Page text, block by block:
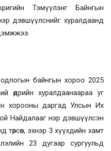
Тэмүүлэнг Байнгын
дэвшүүлснийг хуралдаанд
байнгын хороо 2025
өдрийн хуралдаанаараа уг
хорооны даргад Улсын Их
Найдалааг нэр дэвшүүлсэн
эхнэр 3 хүүхдийн хамт
23 дугаар сургуульд